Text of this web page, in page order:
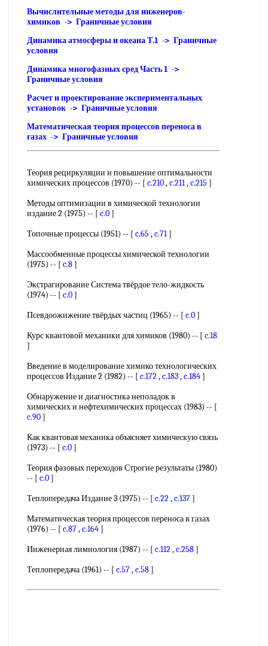
Вычислительные методы для инженеров-
химиков -> Граничные условия
Динамика атмосферы и океана Т.1 -> Граничные
условия
Динамика многофазных сред Часть 1 ->
Граничные условия
Расчет и проектирование экспериментальных
установок -> Граничные условия
Математическая теория процессов переноса в
газах -> Граничные условия
Теория рециркуляции и повышение оптимальности
химических процессов (1970) -- [ c.210,c.211,c.215 ]
Методы оптимизации в химической технологии
издание 2 (1975) -- [ c.0]
Топочные процессы (1951) -- [ c.65 ,c.71]
Массообменные процессы химической технологии
(1975) -- [ c.8]
Экстрагирование Система твёрдое тело-жидкость
(1974) -- [ c.0]
Псевдоожижение твёрдых частиц (1965) -- [ c.0]
Курс квантовой механики для химиков (1980) -- [ c.18
]
Введение в моделирование химико технологических
процессов Издание 2 (1982) -- [ c.172,c.183,c.184]
Обнаружение и диагностика неполадок в
химических и нефтехимических процессах (1983) -- [
c.90]
Как квантовая механика объясняет химическую связь
(1973) -- [ c.0]
Теория фазовых переходов Строгие результаты (1980)
-- [ c.0]
Теплопередача Издание 3 (1975) -- [ c.22,c.137]
Математическая теория процессов переноса в газах
(1976) -- [ c.87,c.164]
Инженерная лимнология (1987) -- [ c.112,c.258]
Теплопередача (1961) -- [ c.57,c.58]